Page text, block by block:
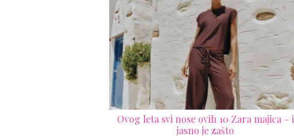
Ovog leta svi nose ovih 10 Zara majica – i
jasno je zašto